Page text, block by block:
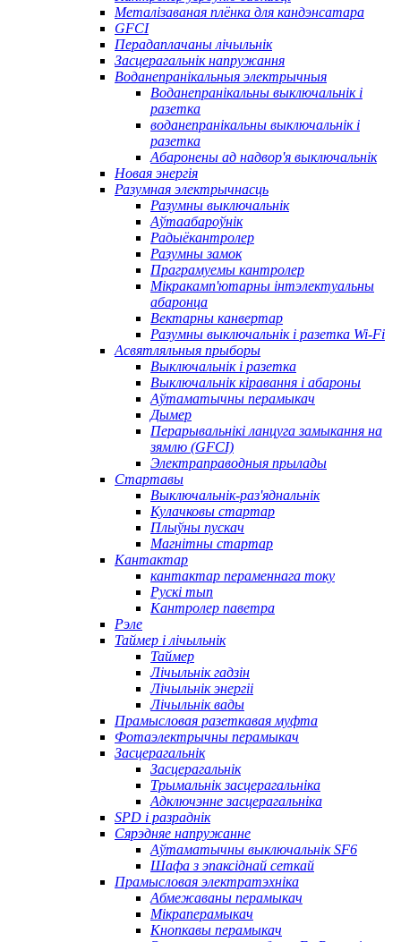
Металізаваная плёнка для кандэнсатара
GFCI
Перадаплачаны лічыльнік
Засцерагальнік напружання
Воданепранікальныя электрычныя
Воданепранікальны выключальнік і
разетка
воданепранікальны выключальнік і
разетка
Абаронены ад надвор'я выключальнік
Новая энергія
Разумная электрычнасць
Разумны выключальнік
Аўтаабароўнік
Радыёкантролер
Разумны замок
Праграмуемы кантролер
Мікракамп'ютарны інтэлектуальны
абаронца
Вектарны канвертар
Разумны выключальнік і разетка Wi-Fi
Асвятляльныя прыборы
Выключальнік і разетка
Выключальнік кіравання і абароны
Аўтаматычны перамыкач
Дымер
Перарывальнікі ланцуга замыкання на
зямлю (GFCI)
Электраправодныя прылады
Стартавы
Выключальнік-раз'яднальнік
Кулачковы стартар
Плыўны пускач
Магнітны стартар
Кантактар
кантактар ​​пераменнага току
Рускі тып
Кантролер паветра
Рэле
Таймер і лічыльнік
Таймер
Лічыльнік гадзін
Лічыльнік энергіі
Лічыльнік вады
Прамысловая разеткавая муфта
Фотаэлектрычны перамыкач
Засцерагальнік
Засцерагальнік
Трымальнік засцерагальніка
Адключэнне засцерагальніка
SPD і разраднік
Сярэдняе напружанне
Аўтаматычны выключальнік SF6
Шафа з эпаксіднай сеткай
Прамысловая электратэхніка
Абмежаваны перамыкач
Мікраперамыкач
Кнопкавы перамыкач